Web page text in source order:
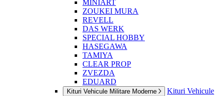
MINIART
ZOUKEI MURA
REVELL
DAS WERK
SPECIAL HOBBY
HASEGAWA
TAMIYA
CLEAR PROP
ZVEZDA
EDUARD
Kituri Vehicule Militare Moderne
Kituri Vehicule